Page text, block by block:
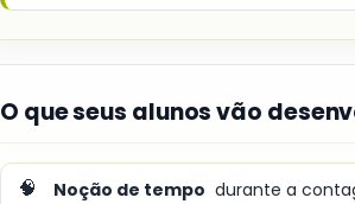
O que seus alunos vão
🧠 Noção de tempo durante a